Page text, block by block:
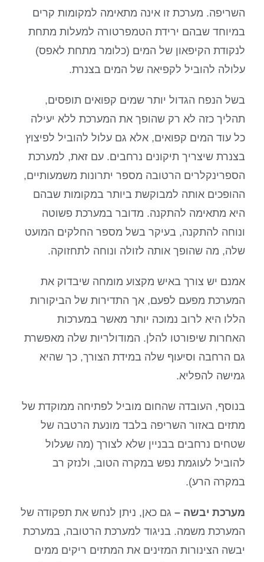
השריפה. מערכת זו אינה מתאימה למקומות קרים
במיוחד שבהם ירידת הטמפרטורה למעלות מתחת
לנקודת הקיפאון של המים (כלומר מתחת לאפס)
עלולה להוביל לקפיאה של המים בצנרת.
בשל הנפח הגדול יותר שמים קפואים תופסים,
תהליך כזה לא רק שהופך את המערכת ללא יעילה
כל עוד המים קפואים, אלא גם עלול להוביל לפיצוץ
בצנרת שיצריך תיקונים נרחבים. עם זאת, למערכת
הספרינקלרים הרטובה מספר יתרונות משמעותיים,
ההופכים אותה למבוקשת ביותר במקומות שבהם
היא מתאימה להתקנה. מדובר במערכת פשוטה
ונוחה להתקנה, בעיקר בשל מספר החלקים המועט
שלה, מה שהופך אותה לזולה ונוחה לתחזוקה.
אמנם יש צורך באיש מקצוע מומחה שיבדוק את
המערכת מפעם לפעם, אך התדירות של הביקורות
הללו היא לרוב נמוכה יותר מאשר במערכות
האחרות שיפורטו להלן. המודולריות שלה מאפשרת
גם הרחבה וסיעוף שלה במידת הצורך, כך שהיא
גמישה להפליא.
בנוסף, העובדה שהחום מוביל לפתיחה ממוקדת של
מתזים באזור השריפה בלבד מונעת הרטבה של
שטחים נרחבים בבניין שלא לצורך (מה שעלול
להוביל לעוגמת נפש במקרה הטוב, ולנזק רב
במקרה הרע).
מערכת יבשה – גם כאן, ניתן לנחש את תפקודה של
המערכת משמה. בניגוד למערכת הרטובה, במערכת
יבשה הצינורות המזינים את המתזים ריקים ממים